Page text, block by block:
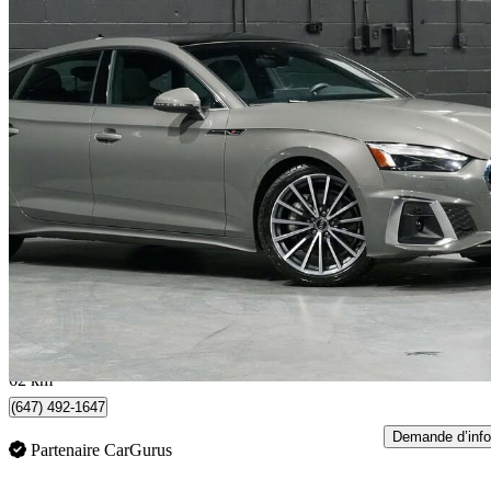
2023 Audi A5 Sportback
quattro Prestige S Line 45 TFSI AWD50 520 km
39 898 $ Bonne
700 $/mois env.
Vaughan, ON
62 km
(647) 492-1647
Partenaire CarGurus
Demande d’info